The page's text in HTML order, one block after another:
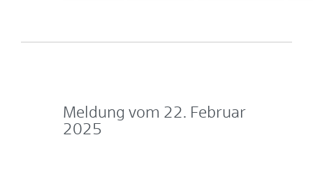
Meldung vom 22. Februar
2025